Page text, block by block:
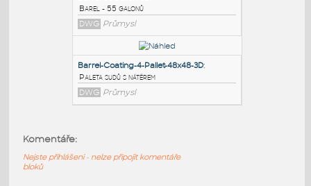
IPT Nádrže
SUD 200L:
Sud 200L
IPT Nádrže
DWG
Průmysl
Komentáře:
Nejste přihlášeni - nelze připojit komentáře
bloků